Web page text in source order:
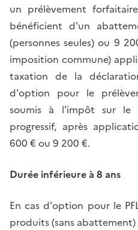
un prélèvement
bénéficient d'un
(personnes seules) ou 9
imposition commune)
taxation de la
d'option pour le
soumis à l'impôt sur le
progressif, après
600 € ou 9 200 €.
Durée inférieure à 8 ans
En cas d'option pour le
produits (sans abattement)